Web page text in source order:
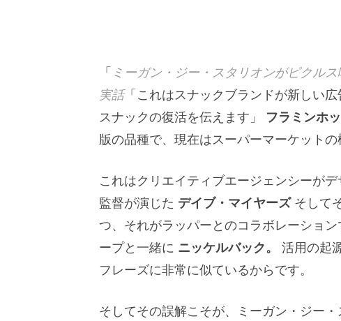
「 ミーガン・ジー・スタリオンがピクル
実話「これはスナックブランドが新しい
スナックの復活を伝えます」 フラミンホ
版の品種で、現在はスーパーマーケットの
これはクリエイティブエージェンシーが
監督が演じた デイブ・マイヤーズそして
つ、それがラッパーとのコラボレーション
ープと一緒に ニッケルバック。
活用の起
フレーズに非常に似ているからです。
そしてその誤解こそが、ミーガン・ジー・